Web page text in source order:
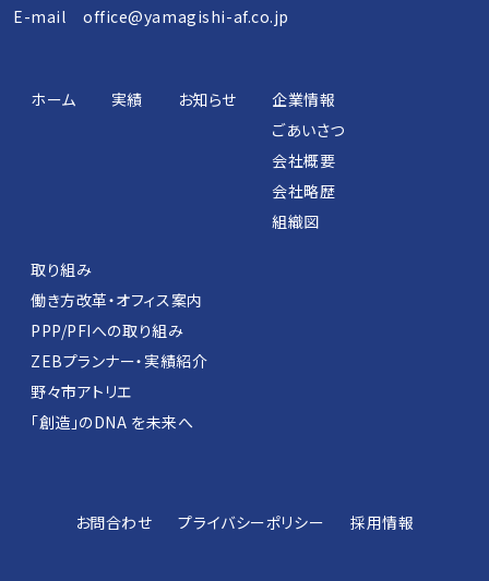
E-mail
office@yamagishi-af.co.jp
ホーム 実績 お知らせ
企業情報
ごあいさつ
会社概要
会社略歴
組織図
取り組み
働き方改革・オフィス案内
PPP/PFIへの取り組み
ZEBプランナー・実績紹介
野々市アトリエ
「創造」のDNA を未来へ
お問合わせ プライバシーポリシー 採用情報